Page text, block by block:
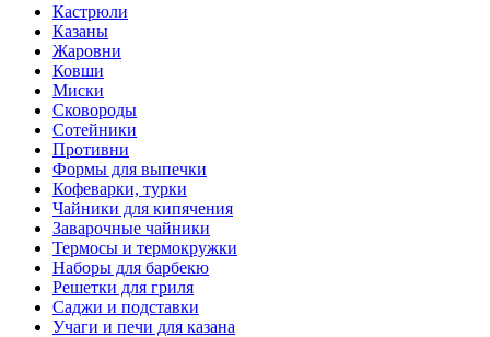
Кастрюли
Казаны
Жаровни
Ковши
Миски
Сковороды
Сотейники
Противни
Формы для выпечки
Кофеварки, турки
Чайники для кипячения
Заварочные чайники
Термосы и термокружки
Наборы для барбекю
Решетки для гриля
Саджи и подставки
Учаги и печи для казана